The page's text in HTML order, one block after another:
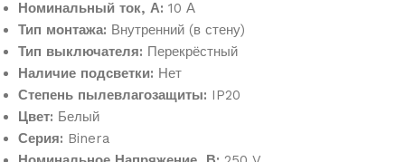
Номинальный ток, А: 10 А
Тип монтажа: Внутренний (в стену)
Тип выключателя: Перекрёстный
Наличие подсветки: Нет
Степень пылевлагозащиты: IP20
Цвет: Белый
Серия: Binera